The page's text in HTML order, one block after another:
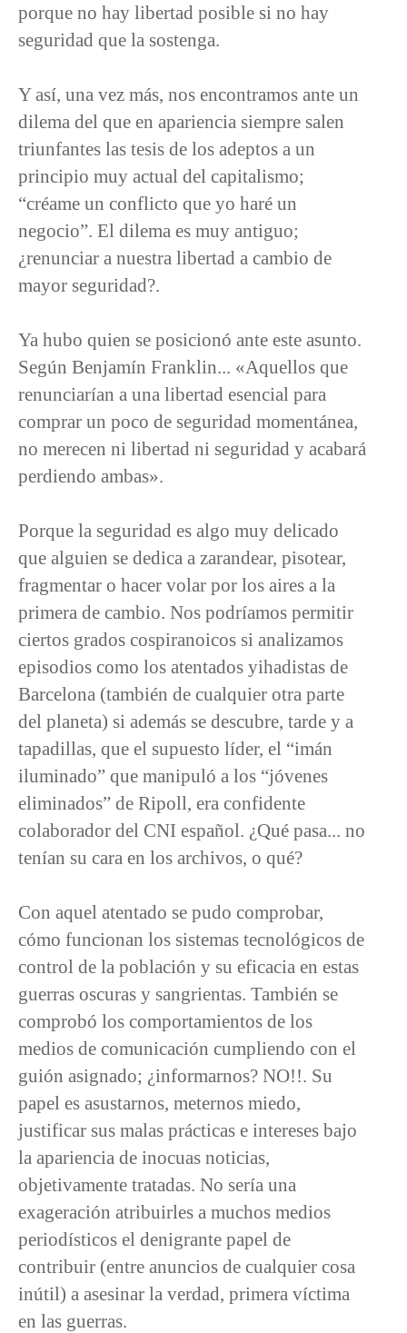
porque no hay libertad posible si no hay
seguridad que la sostenga.
Y así, una vez más, nos encontramos ante un
dilema del que en apariencia siempre salen
triunfantes las tesis de los adeptos a un
principio muy actual del capitalismo;
“créame un conflicto que yo haré un
negocio”. El dilema es muy antiguo;
¿renunciar a nuestra libertad a cambio de
mayor seguridad?.
Ya hubo quien se posicionó ante este asunto.
Según Benjamín Franklin... «Aquellos que
renunciarían a una libertad esencial para
comprar un poco de seguridad momentánea,
no merecen ni libertad ni seguridad y acabará
perdiendo ambas».
Porque la seguridad es algo muy delicado
que alguien se dedica a zarandear, pisotear,
fragmentar o hacer volar por los aires a la
primera de cambio. Nos podríamos permitir
ciertos grados cospiranoicos si analizamos
episodios como los atentados yihadistas de
Barcelona (también de cualquier otra parte
del planeta) si además se descubre, tarde y a
tapadillas, que el supuesto líder, el “imán
iluminado” que manipuló a los “jóvenes
eliminados” de Ripoll, era confidente
colaborador del CNI español. ¿Qué pasa... no
tenían su cara en los archivos, o qué?
Con aquel atentado se pudo comprobar,
cómo funcionan los sistemas tecnológicos de
control de la población y su eficacia en estas
guerras oscuras y sangrientas. También se
comprobó los comportamientos de los
medios de comunicación cumpliendo con el
guión asignado; ¿informarnos? NO!!. Su
papel es asustarnos, meternos miedo,
justificar sus malas prácticas e intereses bajo
la apariencia de inocuas noticias,
objetivamente tratadas. No sería una
exageración atribuirles a muchos medios
periodísticos el denigrante papel de
contribuir (entre anuncios de cualquier cosa
inútil) a asesinar la verdad, primera víctima
en las guerras.